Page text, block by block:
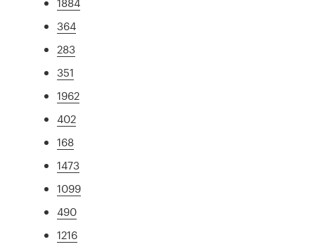
364
283
351
1962
402
168
1473
1099
490
1216